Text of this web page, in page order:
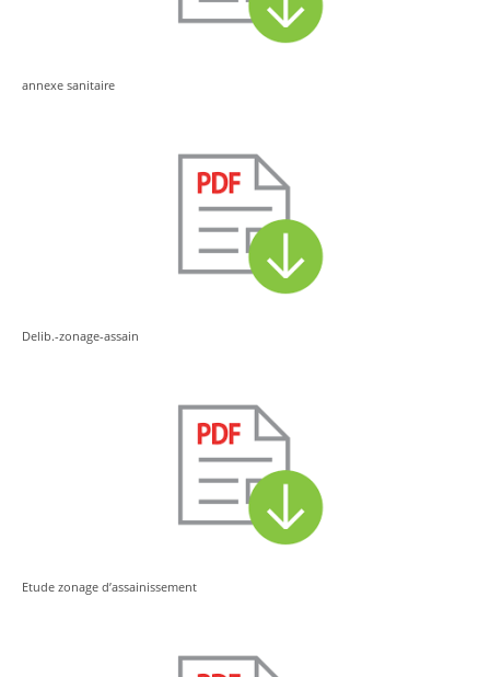
annexe sanitaire
Delib.-zonage-assain
Etude zonage d’assainissement